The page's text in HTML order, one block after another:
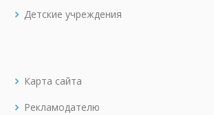
Детские учреждения
Карта сайта
Рекламодателю